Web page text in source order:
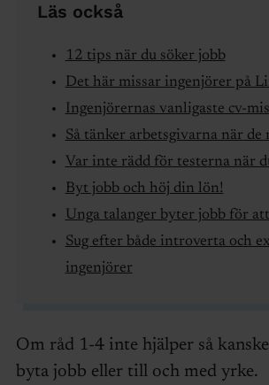
Läs också
12 tips när du söker jobb
Det här missar ingenjörer på
Ingenjörernas vanligaste cv-
Så tänker arbetsgivarna när
Var inte rädd för testerna när
Byt jobb och höj din lön!
Unga talanger byter jobb för
Sug efter både introverta och
ingenjörer
Om råd 1-4 inte hjälper så
byta jobb eller till och med yrke.